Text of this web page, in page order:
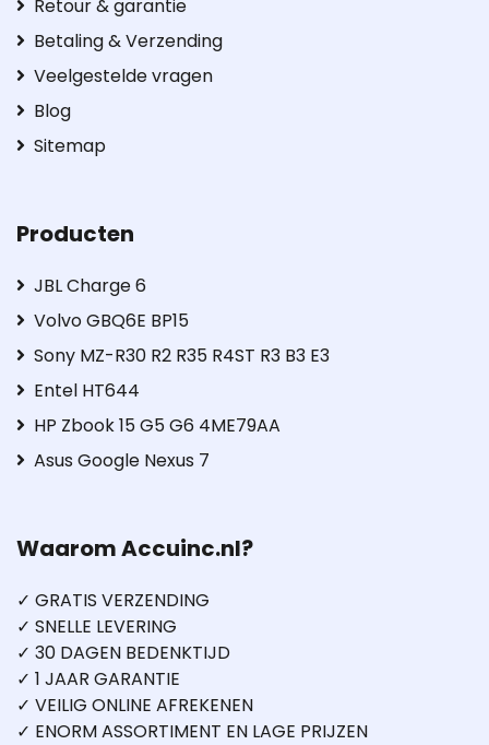
Retour & garantie
Betaling & Verzending
Veelgestelde vragen
Blog
Sitemap
Producten
JBL Charge 6
Volvo GBQ6E BP15
Sony MZ-R30 R2 R35 R4ST R3 B3 E3
Entel HT644
HP Zbook 15 G5 G6 4ME79AA
Asus Google Nexus 7
Waarom Accuinc.nl?
✓ GRATIS VERZENDING
✓ SNELLE LEVERING
✓ 30 DAGEN BEDENKTIJD
✓ 1 JAAR GARANTIE
✓ VEILIG ONLINE AFREKENEN
✓ ENORM ASSORTIMENT EN LAGE PRIJZEN